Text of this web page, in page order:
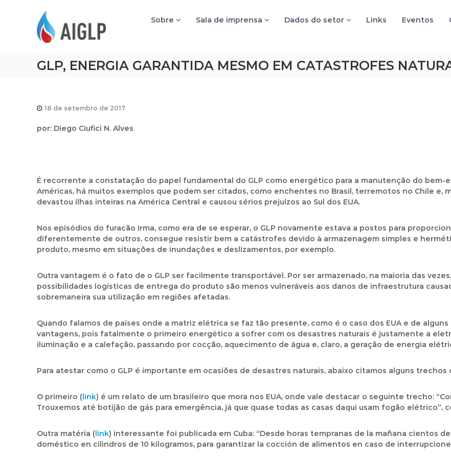
Sobre Sala de imprensa Dados do setor Links Eventos
GLP, ENERGIA GARANTIDA MESMO EM CATASTROFES
18 de setembro de 2017
por: Diego Ciufici N. Alves
É recorrente a constatação do papel fundamental do GLP como energético para a manutenção do bem-
Américas, há muitos exemplos que podem ser citados, como enchentes no Brasil, terremotos no Chile e,
devastou ilhas inteiras na América Central e causou sérios prejuízos ao Sul dos EUA.
Nos episódios do furacão Irma, como era de se esperar, o GLP novamente estava a postos para
diferentemente de outros, consegue resistir bem a catástrofes devido à armazenagem simples e
produto, mesmo em situações de inundações e deslizamentos, por exemplo.
Outra vantagem é o fato de o GLP ser facilmente transportável. Por ser armazenado, na maioria das
possibilidades logísticas de entrega do produto são menos vulneráveis aos danos de infraestrutura
sobremaneira sua utilização em regiões afetadas.
Quando falamos de países onde a matriz elétrica se faz tão presente, como é o caso dos EUA e de
vantagens, pois fatalmente o primeiro energético a sofrer com os desastres naturais é justamente a
iluminação e a calefação, passando por cocção, aquecimento de água e, claro, a geração de energia
Para atestar como o GLP é importante em ocasiões de desastres naturais, abaixo citamos alguns
O primeiro (link) é um relato de um brasileiro que mora nos EUA, onde vale destacar o seguinte trecho:
Trouxemos até botijão de gás para emergência, já que quase todas as casas daqui usam fogão elétrico”,
Outra matéria (link) interessante foi publicada em Cuba: “Desde horas tempranas de la mañana cientos
doméstico en cilindros de 10 kilogramos, para garantizar la cocción de alimentos en caso de